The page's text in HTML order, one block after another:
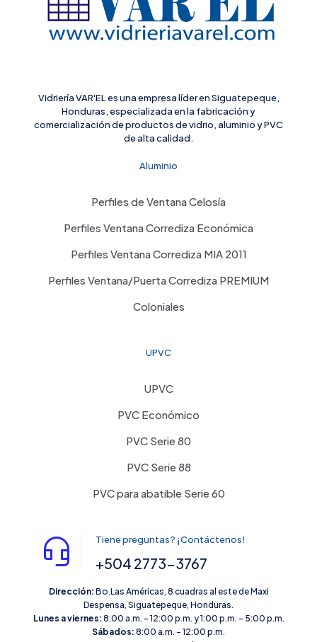
Vidriería VAR'EL es una empresa líder en Siguatepeque,
Honduras, especializada en la fabricación y
comercialización de productos de vidrio, aluminio y PVC
de alta calidad.
Aluminio
Perfiles de Ventana Celosía
Perfiles Ventana Corrediza Económica
Perfiles Ventana Corrediza MIA 2011
Perfiles Ventana/Puerta Corrediza PREMIUM
Coloniales
UPVC
UPVC
PVC Económico
PVC Serie 80
PVC Serie 88
PVC para abatible Serie 60
Tiene preguntas? ¡Contáctenos!
+504 2773-3767
Dirección: Bo.Las Américas, 8 cuadras al este de Maxi
Despensa, Siguatepeque, Honduras.
Lunes a viernes: 8:00 a.m. – 12:00 p.m. y 1:00 p.m. – 5:00 p.m.
Sábados: 8:00 a.m. – 12:00 p.m.